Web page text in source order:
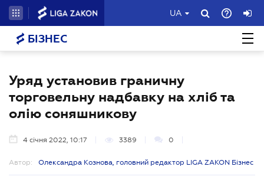
UA
БІЗНЕС
Уряд установив граничну
торговельну надбавку на хліб та
олію соняшникову
4 січня 2022, 10:17 3389 0
Автор: Олександра Кознова, головний редактор LIGA ZAKON Бізнес